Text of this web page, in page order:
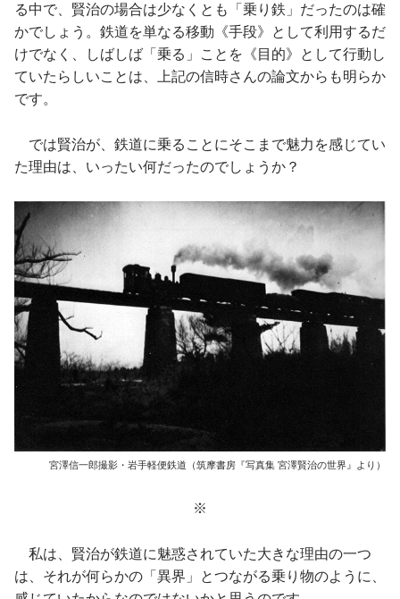
る中で、賢治の場合は少なくとも「乗り鉄」だったのは確
かでしょう。鉄道を単なる移動《手段》として利用するだ
けでなく、しばしば「乗る」ことを《目的》として行動し
ていたらしいことは、上記の信時さんの論文からも明らか
です。
では賢治が、鉄道に乗ることにそこまで魅力を感じてい
た理由は、いったい何だったのでしょうか？
宮澤信一郎撮影・岩手軽便鉄道（筑摩書房『写真集 宮澤賢治の世界』より）
※
私は、賢治が鉄道に魅惑されていた大きな理由の一つ
は、それが何らかの「異界」とつながる乗り物のように、